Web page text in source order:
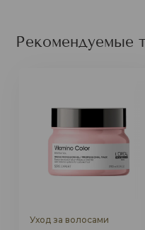
Рекомендуемые
Уход за волосами